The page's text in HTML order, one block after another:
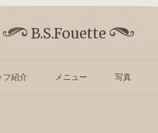
B.S.Fouette
フ紹介 メニュー 写真